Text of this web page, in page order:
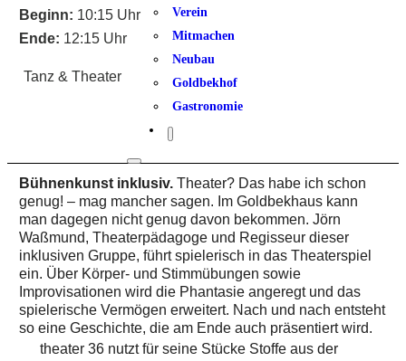
Verein
Mitmachen
Neubau
Goldbekhof
Gastronomie
Beginn: 10:15 Uhr
Ende: 12:15 Uhr
Tanz & Theater
Bühnenkunst inklusiv.Theater? Das habe ich schon
genug! – mag mancher sagen. Im Goldbekhaus kann
man dagegen nicht genug davon bekommen. Jörn
Waßmund, Theaterpädagoge und Regisseur dieser
inklusiven Gruppe, führt spielerisch in das Theaterspiel
ein. Über Körper- und Stimmübungen sowie
Improvisationen wird die Phantasie angeregt und das
spielerische Vermögen erweitert. Nach und nach entsteht
so eine Geschichte, die am Ende auch präsentiert wird.
theater 36 nutzt für seine Stücke Stoffe aus der